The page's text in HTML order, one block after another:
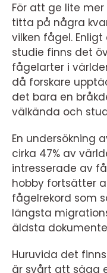
För att ge lite
titta på några
vilken fågel.
studie finns det
fågelarter i
då forskare
det bara en
välkända och
En undersökning
cirka 47% av
intresserade av
hobby fortsätter
fågelrekord som
längsta
äldsta
Huruvida det
är svårt att säga